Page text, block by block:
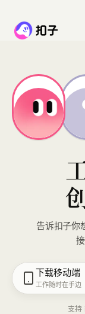
告诉扣子你
下载移动端
工作随时在手边
支持